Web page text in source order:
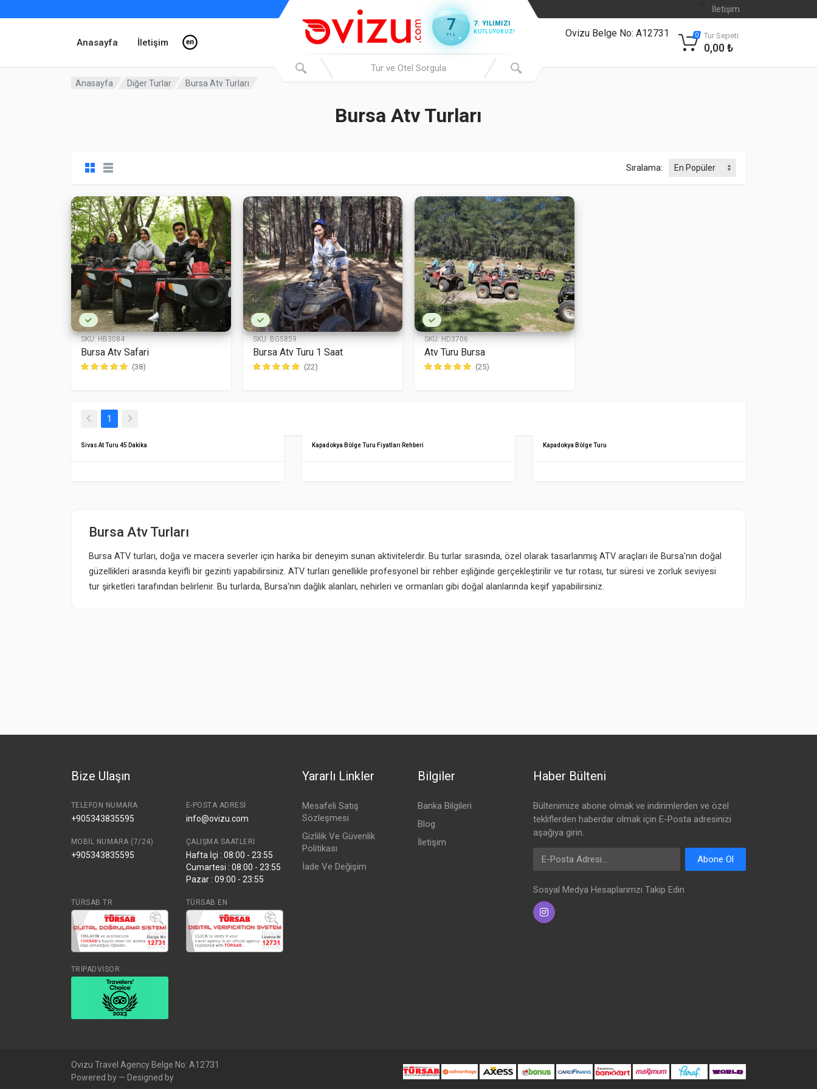
İletişim
Anasayfa İletişim
7
YIL
7. YILIMIZI
KUTLUYORUZ! Ovizu Belge No: A12731 0 Tur Sepeti
0,00 ₺
Anasayfa Diğer Turlar Bursa Atv Turları
Bursa Atv Turları
Sıralama:
SKU:HB3084
Bursa Atv Safari
(38)
SKU:BG5859
Bursa Atv Turu 1 Saat
(22)
SKU:HD3706
Atv Turu Bursa
(25)
1 (current)
Sivas At Turu 45 Dakika Kapadokya Bölge Turu Fiyatları Rehberi Kapadokya Bölge Turu
Bursa Atv Turları
Bursa ATV turları, doğa ve macera severler için harika bir deneyim sunan aktivitelerdir. Bu turlar sırasında, özel olarak tasarlanmış ATV araçları ile Bursa'nın doğal
güzellikleri arasında keyifli bir gezinti yapabilirsiniz. ATV turları genellikle profesyonel bir rehber eşliğinde gerçekleştirilir ve tur rotası, tur süresi ve zorluk seviyesi
tur şirketleri tarafından belirlenir. Bu turlarda, Bursa'nın dağlık alanları, nehirleri ve ormanları gibi doğal alanlarında keşif yapabilirsiniz.
Bize Ulaşın
TELEFON NUMARA
+905343835595
E-POSTA ADRESI
info@ovizu.com
MOBIL NUMARA (7/24)
+905343835595
ÇALIŞMA SAATLERI
Hafta İçi : 08:00 - 23:55
Cumartesi : 08:00 - 23:55
Pazar : 09:00 - 23:55
TÜRSAB TR TÜRSAB EN
TRİPADVİSOR
Yararlı Linkler
Mesafeli Satış
Sözleşmesi
Gizlilik Ve Güvenlik
Politikası
İade Ve Değişim
Bilgiler
Banka Bilgileri
Blog
İletişim
Haber Bülteni
Bültenimize abone olmak ve indirimlerden ve özel
tekliflerden haberdar olmak için E-Posta adresinizi
aşağıya girin.
E-Posta Adresi
Abone Ol
Sosyal Medya Hesaplarımzı Takip Edin
Ovızu Travel Agency Belge No: A12731
Powered by — Designed by